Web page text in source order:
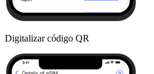
Digitalizar código QR